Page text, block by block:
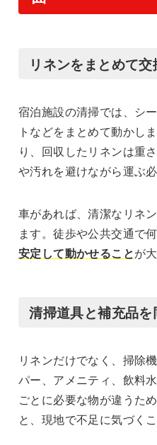
リネンをまとめて
宿泊施設の清掃では、シ
トなどをまとめて動かし
り、回収したリネンは重
や汚れを避けながら運ぶ必
車があれば、清潔なリネ
ます。徒歩や公共交通で
安定して動かせることが
清掃道具と補充品
リネンだけでなく、掃除
パー、アメニティ、飲料
ごとに必要な物が違うた
と、現地で不足に気づく